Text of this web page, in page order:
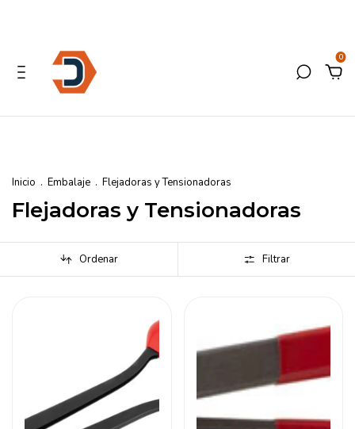
0
Inicio . Embalaje . Flejadoras y Tensionadoras
Flejadoras y Tensionadoras
Ordenar Filtrar